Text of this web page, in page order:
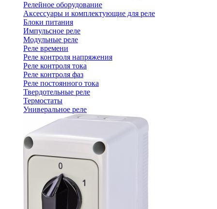
Релейное оборудование
Аксессуары и комплектующие для реле
Блоки питания
Импульсное реле
Модульные реле
Реле времени
Реле контроля напряжения
Реле контроля тока
Реле контроля фаз
Реле постоянного тока
Твердотельные реле
Термостаты
Универальное реле